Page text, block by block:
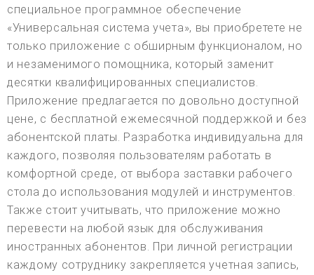
специальное программное обеспечение
«Универсальная система учета», вы приобретете не
только приложение с обширным функционалом, но
и незаменимого помощника, который заменит
десятки квалифицированных специалистов.
Приложение предлагается по довольно доступной
цене, с бесплатной ежемесячной поддержкой и без
абонентской платы. Разработка индивидуальна для
каждого, позволяя пользователям работать в
комфортной среде, от выбора заставки рабочего
стола до использования модулей и инструментов.
Также стоит учитывать, что приложение можно
перевести на любой язык для обслуживания
иностранных абонентов. При личной регистрации
каждому сотруднику закрепляется учетная запись,